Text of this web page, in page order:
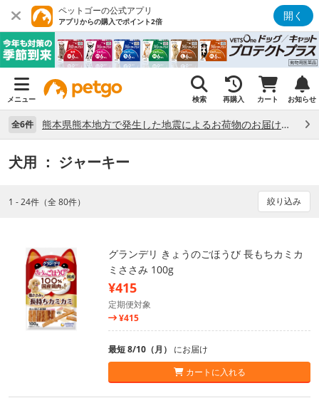
ペットゴーの公式アプリ
アプリからの購入でポイント2倍 開く
メニュー 検索 再購入 カート お知らせ
全6件 熊本県熊本地方で発生した地震によるお荷物のお届け状況について （7/28）
犬用 ： ジャーキー
1 - 24件（全 80件） 絞り込み
グランデリ きょうのごほうび 長もちカミカ
ミささみ 100g
¥415
定期便対象
¥415
最短 8/10（月） にお届け
カートに入れる